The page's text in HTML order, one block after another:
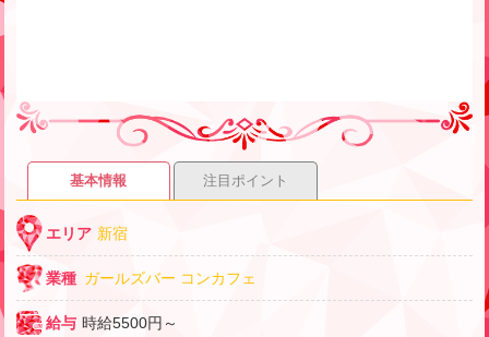
基本情報 注目ポイント
エリア 新宿
業種 ガールズバー コンカフェ
給与 時給5500円～